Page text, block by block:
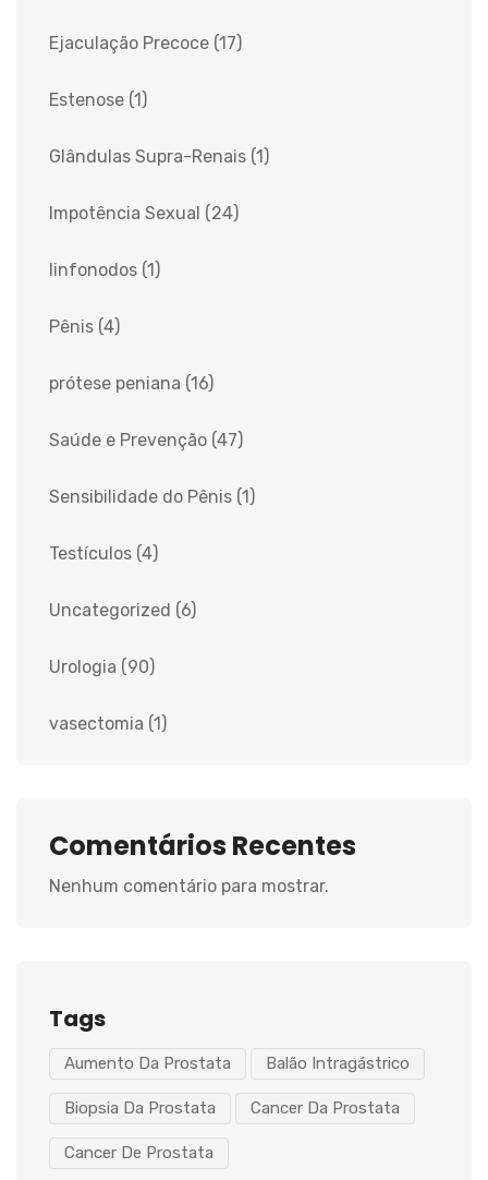
Ejaculação Precoce (17)
Estenose (1)
Glândulas Supra-Renais (1)
Impotência Sexual (24)
linfonodos (1)
Pênis (4)
prótese peniana (16)
Saúde e Prevenção (47)
Sensibilidade do Pênis (1)
Testículos (4)
Uncategorized (6)
Urologia (90)
vasectomia (1)
Comentários Recentes
Nenhum comentário para mostrar.
Tags
Aumento Da Prostata Balão Intragástrico
Biopsia Da Prostata Cancer Da Prostata
Cancer De Prostata